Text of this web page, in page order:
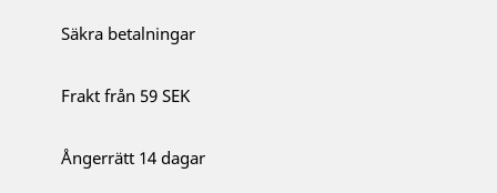
Säkra betalningar
Frakt från 59 SEK
Ångerrätt 14 dagar